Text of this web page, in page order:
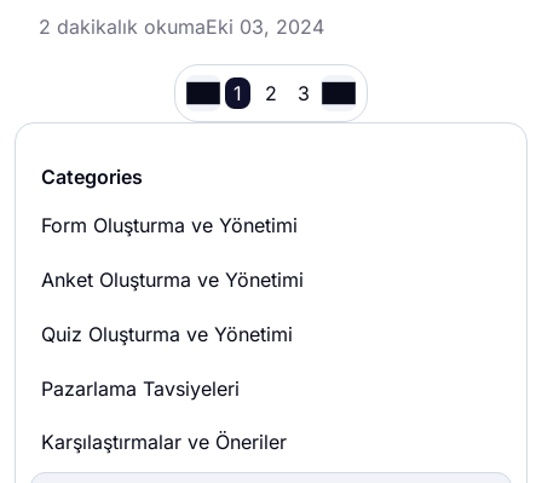
2 dakikalık okumaEki 03, 2024
1 2 3
Categories
Form Oluşturma ve Yönetimi
Anket Oluşturma ve Yönetimi
Quiz Oluşturma ve Yönetimi
Pazarlama Tavsiyeleri
Karşılaştırmalar ve Öneriler